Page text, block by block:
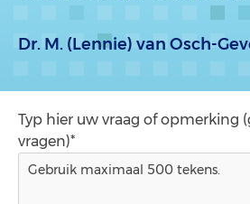
Dr. M. (Lennie) van Osch-
Typ hier uw vraag of opmerking
vragen)*